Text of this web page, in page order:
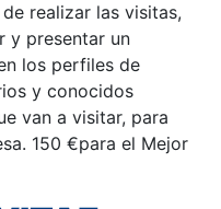
realizar las visitas,
y presentar un
los perfiles de
y conocidos
van a visitar, para
150 €para el Mejor